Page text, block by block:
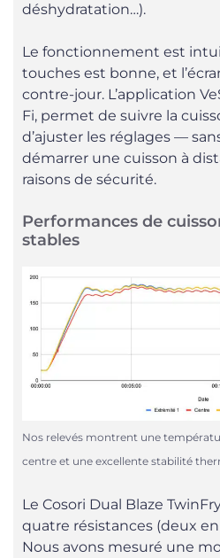
déshydratation…).
Le fonctionnement est
touches est bonne, et
contre-jour. L’application
Fi, permet de suivre la
d’ajuster les réglages —
démarrer une cuisson à
raisons de sécurité.
Performances de
stables
Nos relevés montrent une
centre et une excellente stabilité
Le Cosori Dual Blaze
quatre résistances (deux
Nous avons mesuré une